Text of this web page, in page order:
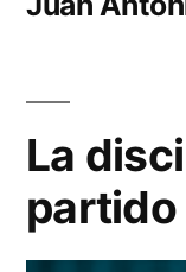
La
partido